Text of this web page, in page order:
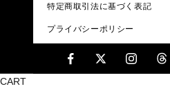
特定商取引法に基づく表記
プライバシーポリシー
CART